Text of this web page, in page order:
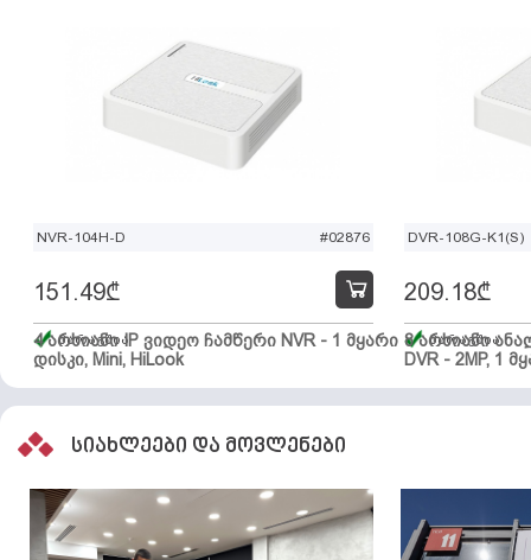
NVR-104H-D #02876
4 არხიანი IP ვიდეო ჩამწერი NVR - 1 მყარი
დისკი, Mini, HiLook
151.49₾
მარაგშია
DVR-108G-K1(S)
8 არხიანი
DVR - 2MP, 1
209.18₾
მარაგშია
სიახლეები და მოვლენები